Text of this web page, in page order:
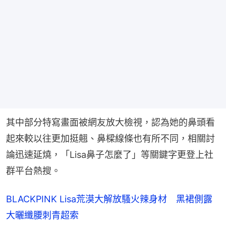
其中部分特寫畫面被網友放大檢視，認為她的鼻頭看
起來較以往更加挺翹、鼻樑線條也有所不同，相關討
論迅速延燒，「Lisa鼻子怎麼了」等關鍵字更登上社
群平台熱搜。
BLACKPINK Lisa荒漠大解放騷火辣身材 黑裙側露
大曬纖腰刺青超索